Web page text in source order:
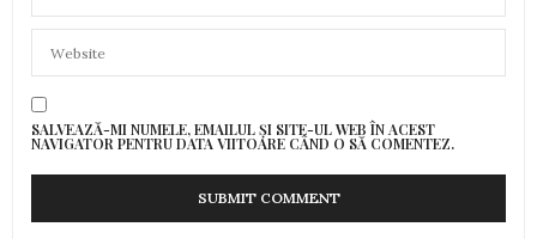
SALVEAZĂ-MI NUMELE, EMAILUL ȘI SITE-UL WEB ÎN ACEST
NAVIGATOR PENTRU DATA VIITOARE CÂND O SĂ COMENTEZ.